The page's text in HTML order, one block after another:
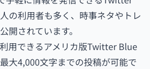
の利用者も多く、時事ネタやトレ
開されています。
用できるアメリカ版Twitter Blue
大4,000文字までの投稿が可能で